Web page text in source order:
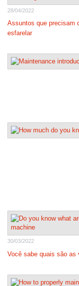
28/04/2022
Assuntos que precisam
esfarelar
30/03/2022
Você sabe quais são as